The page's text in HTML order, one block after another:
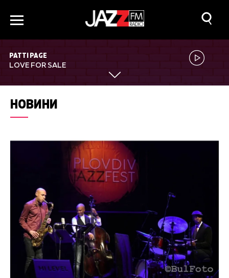
PATTI PAGE
LOVE FOR SALE
НОВИНИ